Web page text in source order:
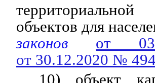
объектов для
законов от
от 30.12.2020 №
10) объект